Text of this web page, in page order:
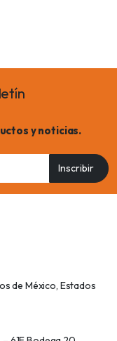
y noticias.
Inscribir
de México, Estados